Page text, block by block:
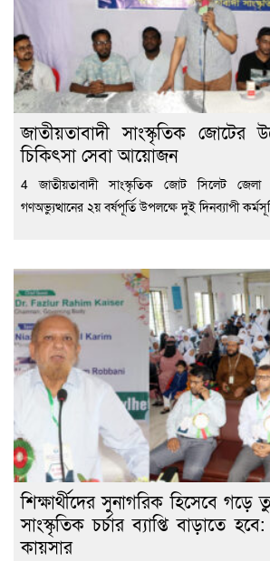
জাতীয়তাবাদী সাংস্কৃতিক জোটের
চিকিৎসা সেবা আয়োজন
4 জাতীয়তাবাদী সাংস্কৃতিক জোট সিলেট
গণঅভ্যুত্থানের ২য় বর্ষপূর্তি উপলক্ষে দুই দিনব্যাপী
শিক্ষার্থীদের সুনাগরিক হিসেবে
সাংস্কৃতিক চর্চার ব্যাপ্তি বাড়াতে
কায়সার